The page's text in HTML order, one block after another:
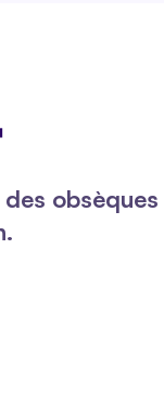
obsèques